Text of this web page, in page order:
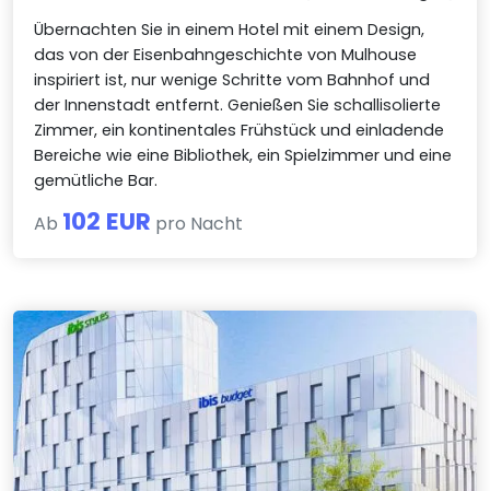
Übernachten Sie in einem Hotel mit einem Design,
das von der Eisenbahngeschichte von Mulhouse
inspiriert ist, nur wenige Schritte vom Bahnhof und
der Innenstadt entfernt. Genießen Sie schallisolierte
Zimmer, ein kontinentales Frühstück und einladende
Bereiche wie eine Bibliothek, ein Spielzimmer und eine
gemütliche Bar.
Ab 102 EUR pro Nacht